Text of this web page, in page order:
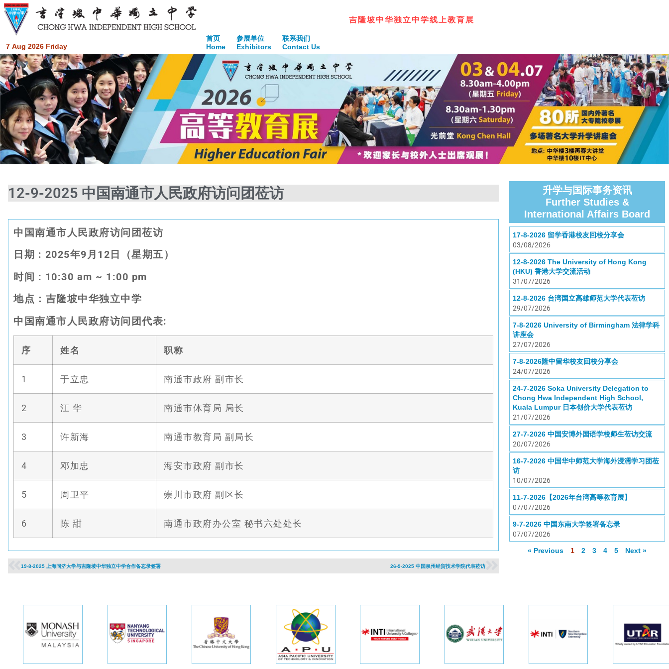
7 Aug 2026 Friday
吉 隆坡中华独立中学线上教育展
首页
Home
参展单位
Exhibitors
联系我们
Contact Us
12-9-2025 中国南通市人民政府访问团莅访
中国南通市人民政府访问团莅访
日期 : 2025年9月 12 日（星期五）
时间 : 10:30 am ~ 1:00 pm
地点：吉隆坡中华独立中学
中国南通市人民政府访问团代表:
序 姓名 职称
1 于立忠 南通市政府 副市长
2 江 华 南通市体育局 局长
3 许新海 南通市教育局 副局长
4 邓加忠 海安市政府 副市长
5 周卫平 崇川市政府 副区长
6 陈 甜 南通市政府办公室 秘书六处处长
19-8-2025 上海同济大学与吉隆坡中华独立中学合作备忘录签署 26-9-2025 中国泉州经贸技术学院代表莅访
升学与国际事务资讯
Further Studies &
International Affairs Board
17-8-2026 留学香港校友回校分享会
03/08/2026
12-8-2026 The University of Hong Kong
(HKU) 香港大学交流活动
31/07/2026
12-8-2026 台湾国立高雄师范大学代表莅访
29/07/2026
7-8-2026 University of Birmingham 法律学科
讲座会
27/07/2026
7-8-2026隆中留华校友回校分享会
24/07/2026
24-7-2026 Soka University Delegation to
Chong Hwa Independent High School,
Kuala Lumpur 日本创价大学代表莅访
21/07/2026
27-7-2026 中国安博外国语学校师生莅访交流
20/07/2026
16-7-2026 中国华中师范大学海外浸濡学习团莅
访
10/07/2026
11-7-2026【2026年台湾高等教育展】
07/07/2026
9-7-2026 中国东南大学签署备忘录
07/07/2026
« Previous 1 2 3 4 5 Next »